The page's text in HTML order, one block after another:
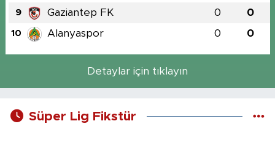
9 Gaziantep FK 0 0
10 Alanyaspor 0 0
Detaylar için tıklayın
Süper Lig Fikstür